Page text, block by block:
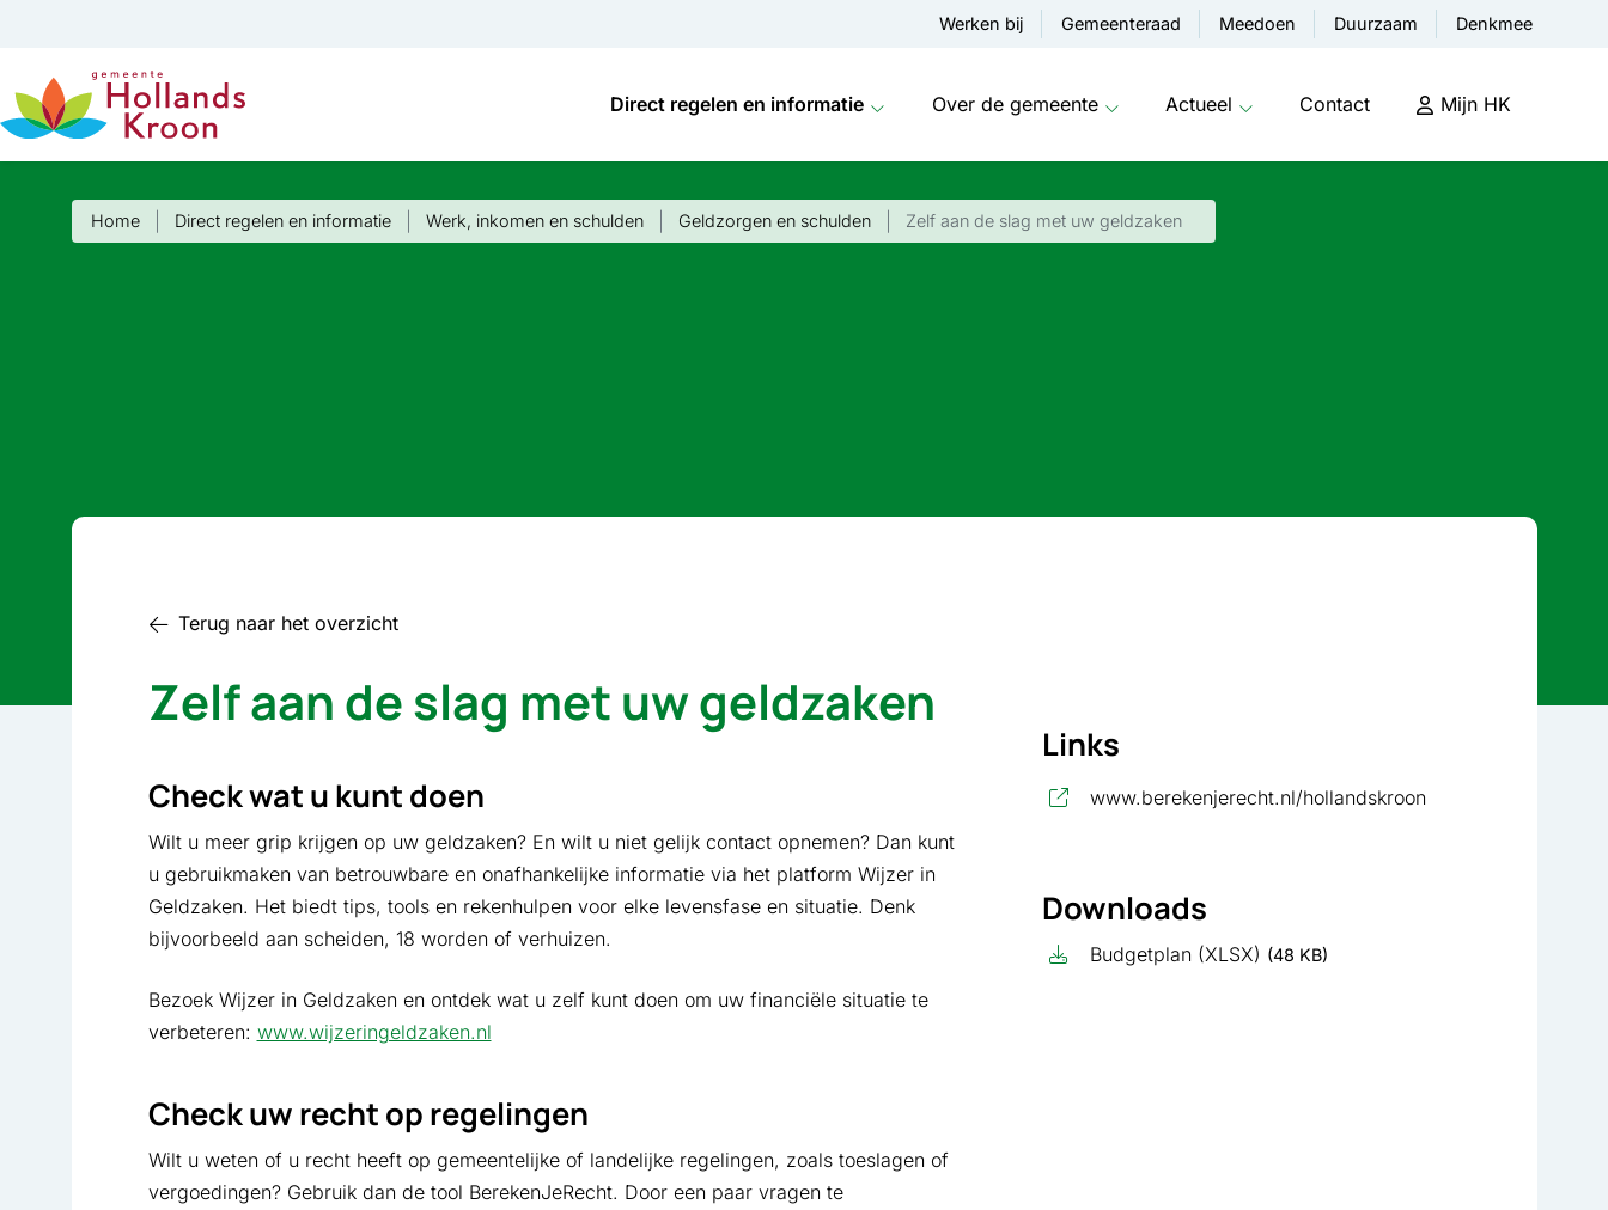
Werken bij Gemeenteraad Meedoen Duurzaam Denkmee
Direct regelen en informatie Over de gemeente Actueel Contact Mijn HK
Home Direct regelen en informatie Werk, inkomen en schulden Geldzorgen en schulden Zelf aan de slag met uw geldzaken
Terug naar het overzicht
Zelf aan de slag met uw geldzaken
Check wat u kunt doen
Wilt u meer grip krijgen op uw geldzaken? En wilt u niet gelijk contact opnemen? Dan kunt
u gebruikmaken van betrouwbare en onafhankelijke informatie via het platform Wijzer in
Geldzaken. Het biedt tips, tools en rekenhulpen voor elke levensfase en situatie. Denk
bijvoorbeeld aan scheiden, 18 worden of verhuizen.
Bezoek Wijzer in Geldzaken en ontdek wat u zelf kunt doen om uw financiële situatie te
verbeteren: www.wijzeringeldzaken.nl
Check uw recht op regelingen
Wilt u weten of u recht heeft op gemeentelijke of landelijke regelingen, zoals toeslagen of
vergoedingen? Gebruik dan de tool BerekenJeRecht. Door een paar vragen te
Links
www.berekenjerecht.nl/hollandskroon, opent in nieuw
Downloads
Budgetplan (XLSX) (48 KB)